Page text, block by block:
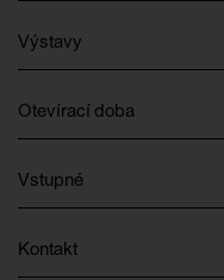
Výstavy
Otevírací doba
Vstupné
Kontakt